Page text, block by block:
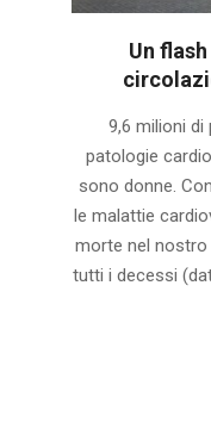
Un
30
9,6 milioni
patologie
sono donne.
le malattie
morte nel nostro
tutti i decessi